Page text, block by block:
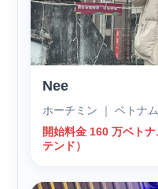
Nee
ホーチミン ｜ ベトナ
開始料金 160 万ベト
テンド）